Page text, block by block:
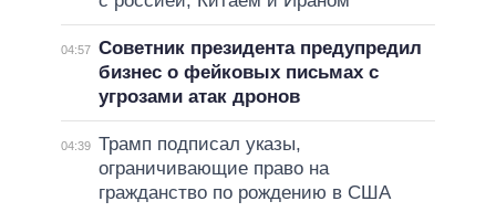
04:57 Советник президента предупредил
бизнес о фейковых письмах с
угрозами атак дронов
04:39 Трамп подписал указы,
ограничивающие право на
гражданство по рождению в США